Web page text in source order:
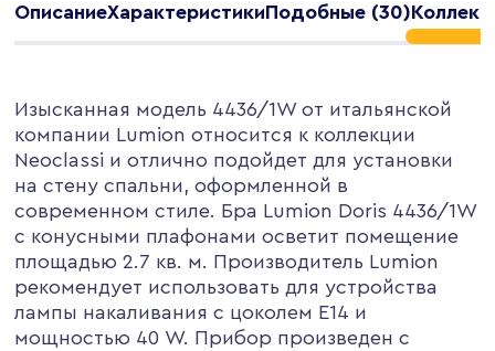
ОписаниеХарактеристикиПодобные (30)
Изысканная модель 4436/1W от итальянской
компании Lumion относится к коллекции
Neoclassi и отлично подойдет для установки
на стену спальни, оформленной в
современном стиле. Бра Lumion Doris 4436/1W
с конусными плафонами осветит помещение
площадью 2.7 кв. м. Производитель Lumion
рекомендует использовать для устройства
лампы накаливания с цоколем E14 и
мощностью 40 W. Прибор произведен с